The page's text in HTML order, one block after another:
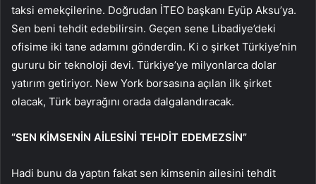
taksi emekçilerine. Doğrudan İTEO başkanı Eyüp Aksu’ya.
Sen beni tehdit edebilirsin. Geçen sene Libadiye’deki
ofisime iki tane adamını gönderdin. Ki o şirket Türkiye’nin
gururu bir teknoloji devi. Türkiye’ye milyonlarca dolar
yatırım getiriyor. New York borsasına açılan ilk şirket
olacak, Türk bayrağını orada dalgalandıracak.
“SEN KİMSENİN AİLESİNİ TEHDİT EDEMEZSİN”
Hadi bunu da yaptın fakat sen kimsenin ailesini tehdit